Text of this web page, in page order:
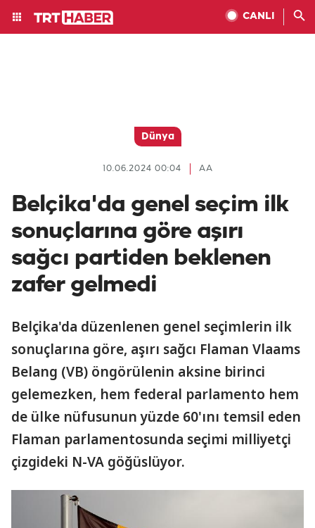
CANLI
Dünya
AA
10.06.2024 00:04
Belçika'da genel seçim ilk
sonuçlarına göre aşırı
sağcı partiden beklenen
zafer gelmedi
Belçika'da düzenlenen genel seçimlerin ilk
sonuçlarına göre, aşırı sağcı Flaman Vlaams
Belang (VB) öngörülenin aksine birinci
gelemezken, hem federal parlamento hem
de ülke nüfusunun yüzde 60'ını temsil eden
Flaman parlamentosunda seçimi milliyetçi
çizgideki N-VA göğüslüyor.